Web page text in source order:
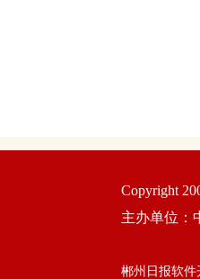
Copyright
主办单位：
郴州日报软